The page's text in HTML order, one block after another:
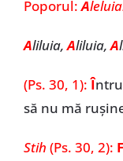
Poporul:A
Aliluia,Aliluia,A
(Ps. 30, 1):Î
să nu mă
Stih (Ps. 30, 2): F